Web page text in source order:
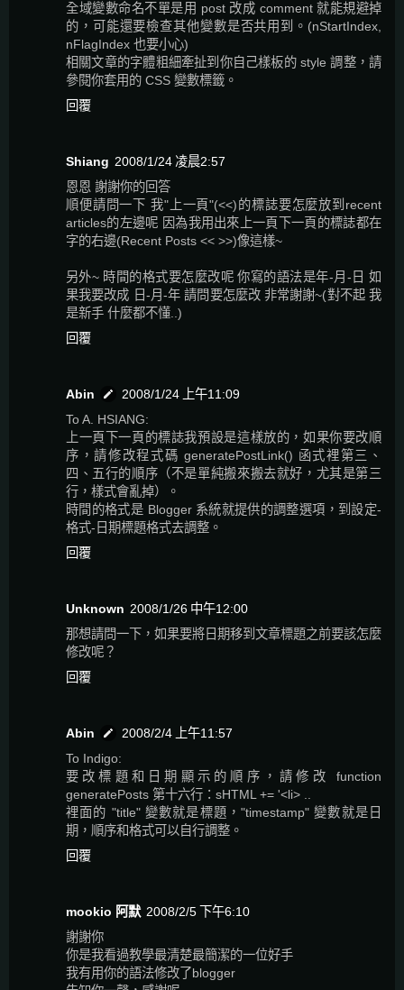
全域變數命名不單是用 post 改成 comment 就能規避掉
的，可能還要檢查其他變數是否共用到。(nStartIndex,
nFlagIndex 也要小心)
相關文章的字體粗細牽扯到你自己樣板的 style 調整，請
參閱你套用的 CSS 變數標籤。
回覆
Shiang 2008/1/24 凌晨2:57
恩恩 謝謝你的回答
順便請問一下 我"上一頁"(<<)的標誌要怎麼放到recent
articles的左邊呢 因為我用出來上一頁下一頁的標誌都在
字的右邊(Recent Posts << >>)像這樣~
另外~ 時間的格式要怎麼改呢 你寫的語法是年-月-日 如
果我要改成 日-月-年 請問要怎麼改 非常謝謝~(對不起 我
是新手 什麼都不懂..)
回覆
Abin
2008/1/24 上午11:09
To A. HSIANG:
上一頁下一頁的標誌我預設是這樣放的，如果你要改順
序，請修改程式碼 generatePostLink() 函式裡第三、
四、五行的順序（不是單純搬來搬去就好，尤其是第三
行，樣式會亂掉）。
時間的格式是 Blogger 系統就提供的調整選項，到設定-
格式-日期標題格式去調整。
回覆
Unknown 2008/1/26 中午12:00
那想請問一下，如果要將日期移到文章標題之前要該怎麼
修改呢？
回覆
Abin
2008/2/4 上午11:57
To Indigo:
要改標題和日期顯示的順序，請修改 function
generatePosts 第十六行：sHTML += '<li> ..
裡面的 "title" 變數就是標題，"timestamp" 變數就是日
期，順序和格式可以自行調整。
回覆
mookio 阿默 2008/2/5 下午6:10
謝謝你
你是我看過教學最清楚最簡潔的一位好手
我有用你的語法修改了blogger